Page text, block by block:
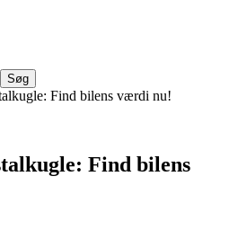
Find bilens værdi nu!
Find bilens